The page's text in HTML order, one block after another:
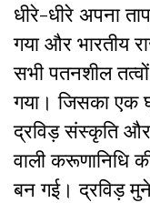
धीरे-धीरे अपना
गया और भारतीय
सभी पतनशील
गया। जिसका एक
द्रविड़ संस्कृति
वाली करूणानिधि
बन गई। द्रविड़